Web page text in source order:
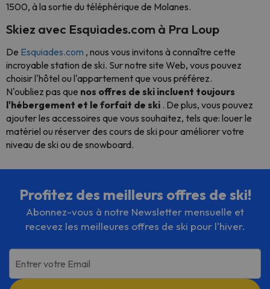
1500, à la sortie du téléphérique de Molanes.
Skiez avec Esquiades.com à Pra Loup
De Esquiades.com , nous vous invitons à connaître cette
incroyable station de ski. Sur notre site Web, vous pouvez
choisir l'hôtel ou l'appartement que vous préférez.
N'oubliez pas que nos offres de ski incluent toujours
l'hébergement et le forfait de ski . De plus, vous pouvez
ajouter les accessoires que vous souhaitez, tels que: louer le
matériel ou réserver des cours de ski pour améliorer votre
niveau de ski ou de snowboard.
Profitez des meilleurs offres de ski!
Abonnez-vous à notre Newsletter mensuelle et
recevez les meilleures offres de ski pour l'hiver.
Entrer votre Email